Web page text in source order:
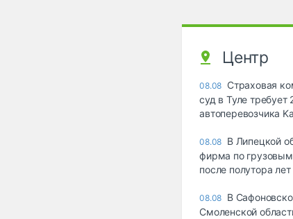
Центр
08.08 Страховая
суд в Туле требует
автоперевозчика
08.08 В Липецкой
фирма по
после полутора
08.08 В
Смоленской